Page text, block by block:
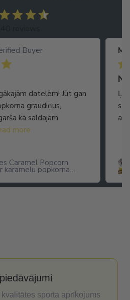
Buyer
datelēm! Jūt gan
graudiņus,
kā saldajam
more
Caramel Popcorn
karameļu popkorna
arī
sporta aprīkojums